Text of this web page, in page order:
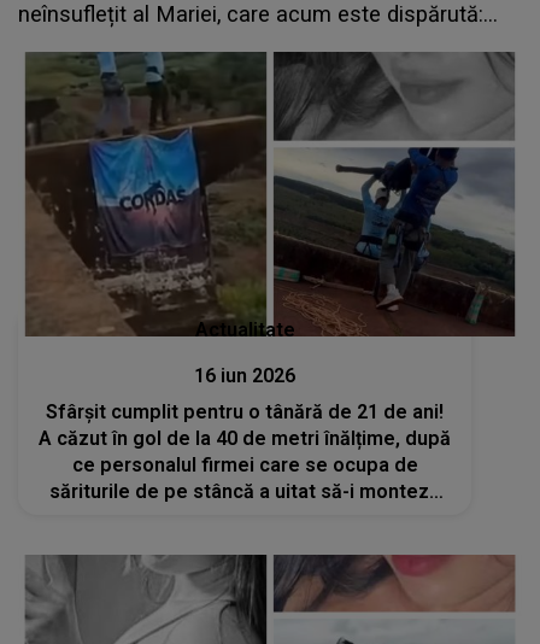
neînsuflețit al Mariei, care acum este dispărută:
„Pentru a ascunde dovezi...”
Actualitate
16 iun 2026
Sfârșit cumplit pentru o tânără de 21 de ani!
A căzut în gol de la 40 de metri înălțime, după
ce personalul firmei care se ocupa de
săriturile de pe stâncă a uitat să-i monteze